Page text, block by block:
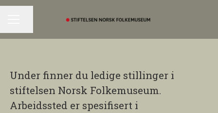
KARRIEREMENY
Under finner du ledige stillinger i
stiftelsen Norsk Folkemuseum.
Arbeidssted er spesifisert i